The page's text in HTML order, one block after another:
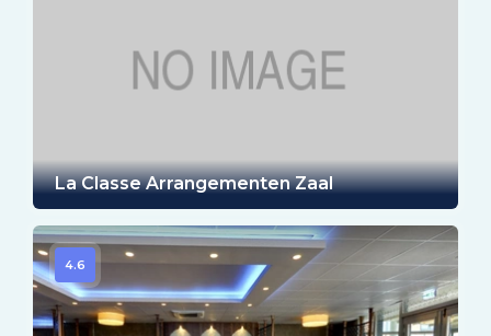
La Classe Arrangementen Zaal
4.6